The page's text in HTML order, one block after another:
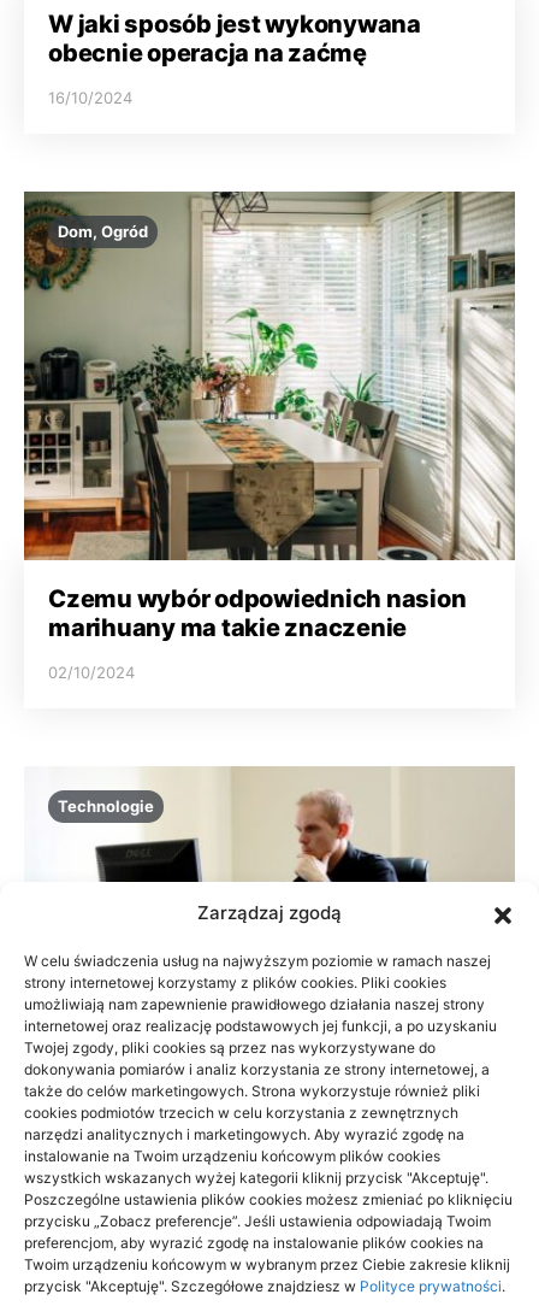
Zarządzaj zgodą
W celu świadczenia usług na najwyższym poziomie w ramach naszej
strony internetowej korzystamy z plików cookies. Pliki cookies
umożliwiają nam zapewnienie prawidłowego działania naszej strony
internetowej oraz realizację podstawowych jej funkcji, a po uzyskaniu
Twojej zgody, pliki cookies są przez nas wykorzystywane do
dokonywania pomiarów i analiz korzystania ze strony internetowej, a
także do celów marketingowych. Strona wykorzystuje również pliki
cookies podmiotów trzecich w celu korzystania z zewnętrznych
narzędzi analitycznych i marketingowych. Aby wyrazić zgodę na
instalowanie na Twoim urządzeniu końcowym plików cookies
wszystkich wskazanych wyżej kategorii kliknij przycisk "Akceptuję".
Poszczególne ustawienia plików cookies możesz zmieniać po kliknięciu
przycisku „Zobacz preferencje”. Jeśli ustawienia odpowiadają Twoim
preferencjom, aby wyrazić zgodę na instalowanie plików cookies na
Twoim urządzeniu końcowym w wybranym przez Ciebie zakresie kliknij
przycisk "Akceptuję". Szczegółowe znajdziesz w Polityce prywatności.
W jaki sposób jest wykonywana
obecnie operacja na zaćmę
16/10/2024
Dom, Ogród
Czemu wybór odpowiednich nasion
marihuany ma takie znaczenie
02/10/2024
Technologie
Dlaczego reklamowe flagi dobrze się
sprawdzają w promowaniu firmy
24/09/2024